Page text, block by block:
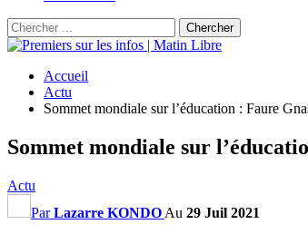
Accueil
Actu
Sommet mondiale sur l’éducation : Faure
Sommet mondiale sur
Actu
ParLazarre KONDO Au 29 Juil 2021